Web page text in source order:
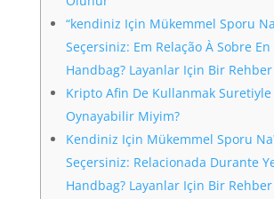
“kendiniz Için Mükemmel Sporu
Seçersiniz: Em Relação À Sobre En
Handbag? Layanlar Için Bir Rehber
Kripto Afin De Kullanmak Suretiyle
Oynayabilir Miyim?
Kendiniz Için Mükemmel Sporu
Seçersiniz: Relacionada Durante
Handbag? Layanlar Için Bir Rehber